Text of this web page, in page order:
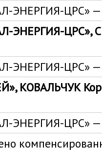
ЭНЕРГИЯ-ЦРС» —
ЭНЕРГИЯ-ЦРС»,
ЭНЕРГИЯ-ЦРС» —
КОВАЛЬЧУК
ЭНЕРГИЯ-ЦРС» —